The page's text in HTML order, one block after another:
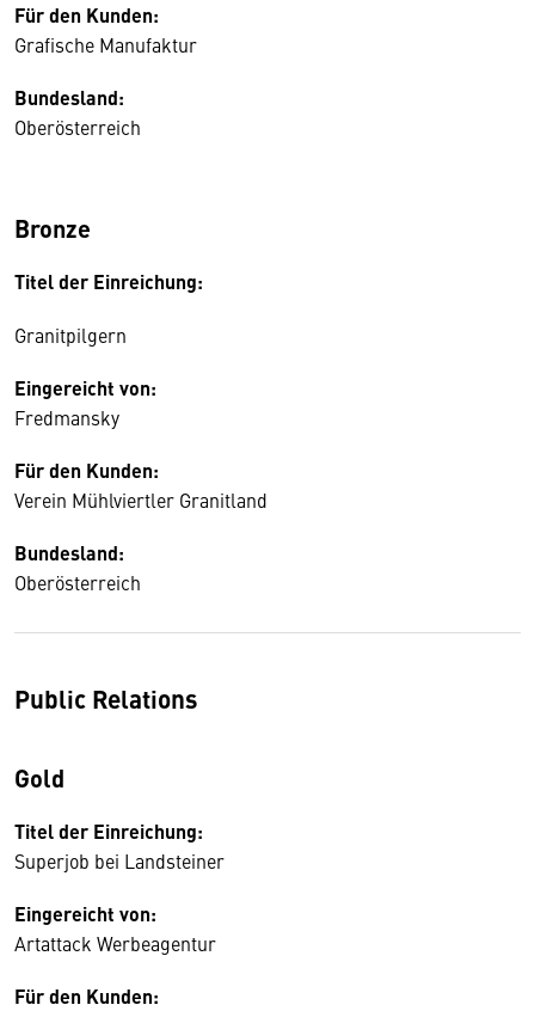
Für den Kunden:
Grafische Manufaktur
Bundesland:
Oberösterreich
Bronze
Titel der Einreichung:
Granitpilgern
Eingereicht von:
Fredmansky
Für den Kunden:
Verein Mühlviertler Granitland
Bundesland:
Oberösterreich
Public Relations
Gold
Titel der Einreichung:
Superjob bei Landsteiner
Eingereicht von:
Artattack Werbeagentur
Für den Kunden: